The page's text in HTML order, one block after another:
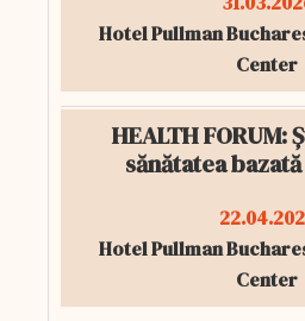
Hotel Pullman
Center
HEALTH FORUM:
sănătatea
Hotel Pullman
Center